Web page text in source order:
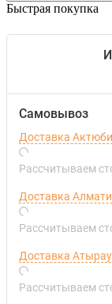
Быстрая покупка
Самовывоз
Доставка
Рассчитываем
Доставка
Рассчитываем
Доставка
Рассчитываем